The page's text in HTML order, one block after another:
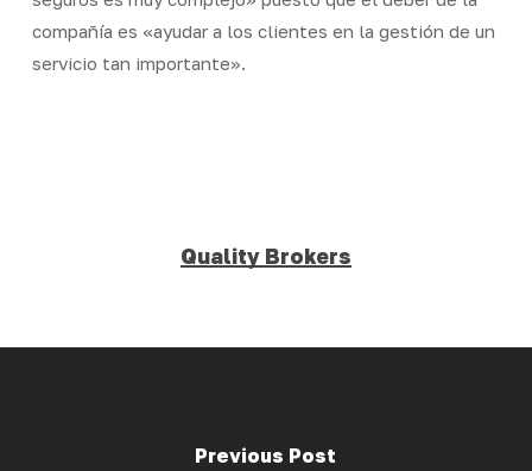
compañía es «ayudar a los clientes en la gestión de un
servicio tan importante».
Quality Brokers
Previous Post